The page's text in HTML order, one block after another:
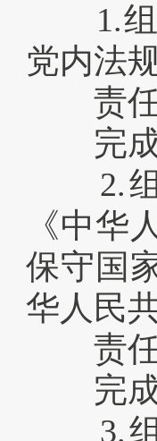
1.组
党内法
责任
完成
2.组
《中华
保守国
华人民
责任
完成
3.组